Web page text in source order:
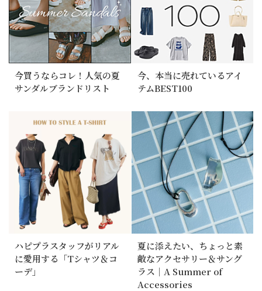
今買うならコレ！人気の夏
サンダルブランドリスト
今、本当に売れているアイ
テムBEST100
ハピプラスタッフがリアル
に愛用する「Tシャツ＆コ
ーデ」
夏に添えたい、ちょっと素
敵なアクセサリー＆サング
ラス｜A Summer of
Accessories